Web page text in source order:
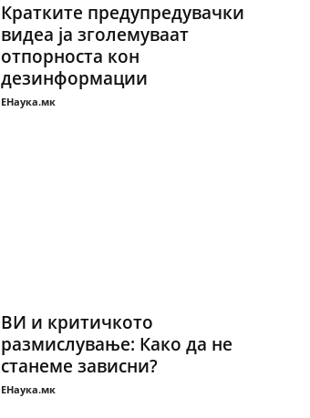
Кратките предупредувачки
видеа ја зголемуваат
отпорноста кон
дезинформации
ЕНаука.мк
ВИ и критичкото
размислување: Како да не
станеме зависни?
ЕНаука.мк